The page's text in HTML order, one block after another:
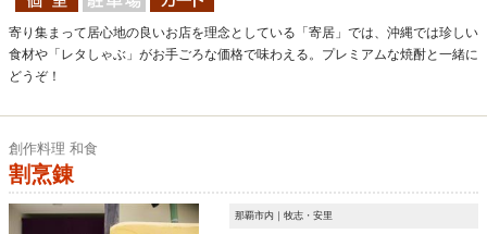
寄り集まって居心地の良いお店を理念としている「寄居」では、沖縄では珍しい
食材や「レタしゃぶ」がお手ごろな価格で味わえる。プレミアムな焼酎と一緒に
どうぞ！
創作料理 和食
割烹錬
那覇市内｜牧志・安里